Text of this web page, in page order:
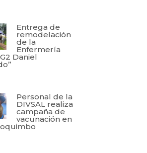
Entrega de
remodelación
de la
Enfermería
Daniel
Personal de la
DIVSAL realiza
campaña de
vacunación en